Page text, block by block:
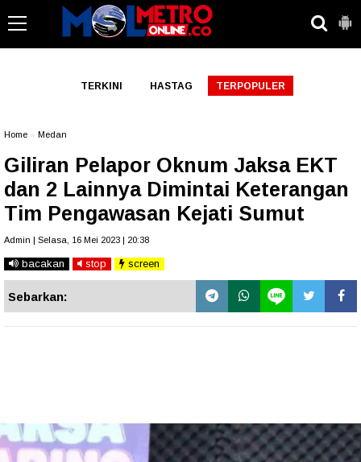
TERKINI HASTAG TERPOPULER
Home Medan
Giliran Pelapor Oknum Jaksa EKT
dan 2 Lainnya Dimintai Keterangan
Tim Pengawasan Kejati Sumut
Admin | Selasa, 16 Mei 2023 | 20:38
bacakan stop screen
Sebarkan: